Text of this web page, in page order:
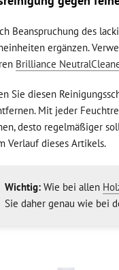
Beanspruchung des
ergänzen.
Brilliance
Sie diesen
Mit jeder
desto regelmäßiger
Verlauf dieses Artikels.
Wichtig: Wie bei allen
Sie daher genau wie bei